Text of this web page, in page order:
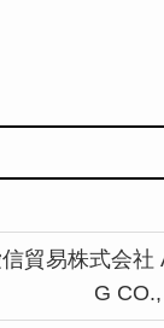
貿易株式会社
G